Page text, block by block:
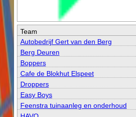
Team
Autobedrijf Gert van den Berg
Berg Deuren
Boppers
Cafe de Blokhut Elspeet
Droppers
Easy Boys
Feenstra tuinaanleg en onderhoud